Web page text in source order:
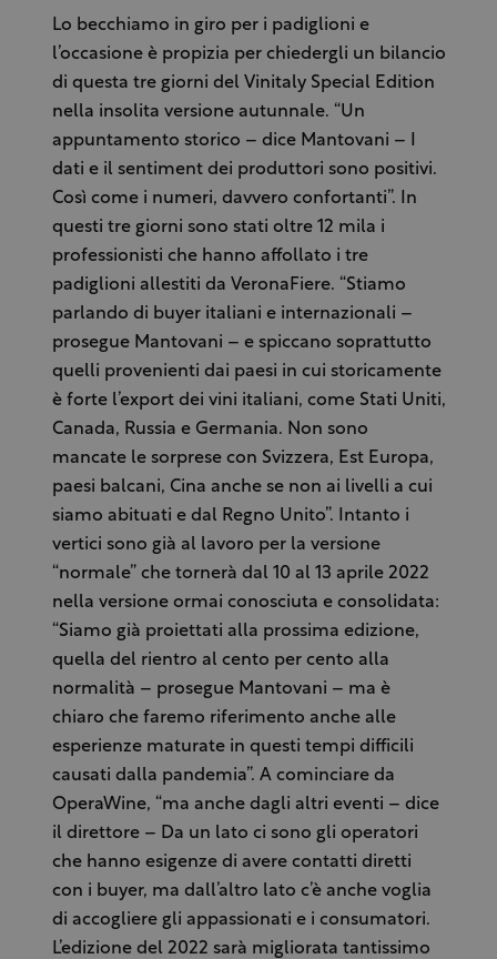
Lo becchiamo in giro per i padiglioni e
l’occasione è propizia per chiedergli un bilancio
di questa tre giorni del Vinitaly Special Edition
nella insolita versione autunnale. “Un
appuntamento storico – dice Mantovani – I
dati e il sentiment dei produttori sono positivi.
Così come i numeri, davvero confortanti”. In
questi tre giorni sono stati oltre 12 mila i
professionisti che hanno affollato i tre
padiglioni allestiti da VeronaFiere. “Stiamo
parlando di buyer italiani e internazionali –
prosegue Mantovani – e spiccano soprattutto
quelli provenienti dai paesi in cui storicamente
è forte l’export dei vini italiani, come Stati Uniti,
Canada, Russia e Germania. Non sono
mancate le sorprese con Svizzera, Est Europa,
paesi balcani, Cina anche se non ai livelli a cui
siamo abituati e dal Regno Unito”. Intanto i
vertici sono già al lavoro per la versione
“normale” che tornerà dal 10 al 13 aprile 2022
nella versione ormai conosciuta e consolidata:
“Siamo già proiettati alla prossima edizione,
quella del rientro al cento per cento alla
normalità – prosegue Mantovani – ma è
chiaro che faremo riferimento anche alle
esperienze maturate in questi tempi difficili
causati dalla pandemia”. A cominciare da
OperaWine, “ma anche dagli altri eventi – dice
il direttore – Da un lato ci sono gli operatori
che hanno esigenze di avere contatti diretti
con i buyer, ma dall’altro lato c’è anche voglia
di accogliere gli appassionati e i consumatori.
L’edizione del 2022 sarà migliorata tantissimo